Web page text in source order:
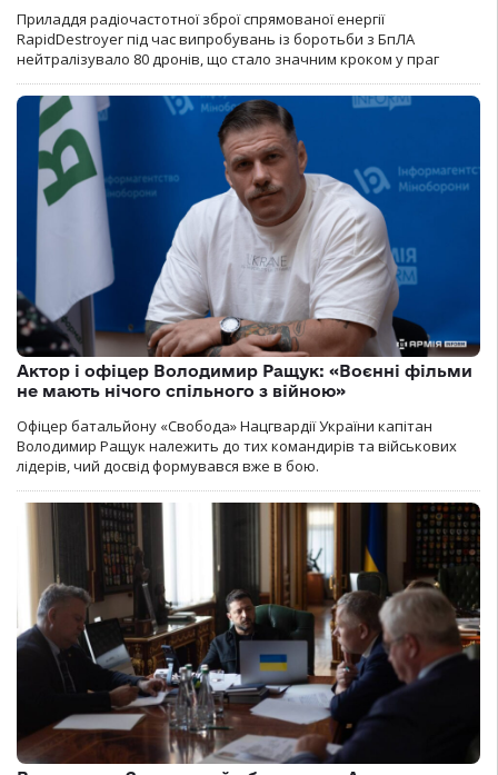
Приладдя радіочастотної зброї спрямованої енергії
RapidDestroyer під час випробувань із боротьби з БпЛА
нейтралізувало 80 дронів, що стало значним кроком у праг
Актор і офіцер Володимир Ращук: «Воєнні фільми
не мають нічого спільного з війною»
Офіцер батальйону «Свобода» Нацгвардії України капітан
Володимир Ращук належить до тих командирів та військових
лідерів, чий досвід формувався вже в бою.